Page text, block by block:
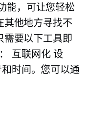
能，可让您轻松
其他地方寻找不
需要以下工具即
互联网化设
时间。您可以通